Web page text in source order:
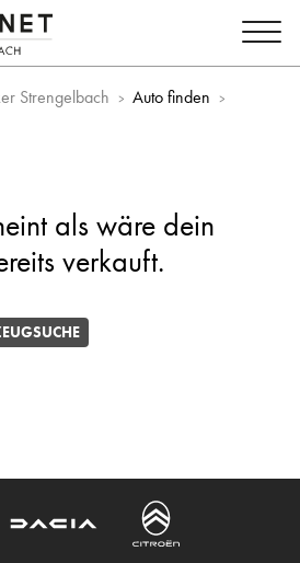
Strengelbach
Auto finden
als wäre dein
verkauft.